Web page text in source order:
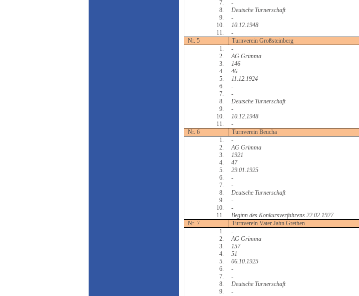
7.
-
8.
Deutsche Turnerschaft
9.
-
10.
10.12.1948
11.
-
Nr. 5
Turnverein Großsteinberg
1.
-
2.
AG Grimma
3.
146
4.
46
5.
11.12.1924
6.
-
7.
-
8.
Deutsche Turnerschaft
9.
-
10.
10.12.1948
11.
-
Nr. 6
Turnverein Beucha
1.
-
2.
AG Grimma
3.
1921
4.
47
5.
29.01.1925
6.
-
7.
-
8.
Deutsche Turnerschaft
9.
-
10.
-
11.
Beginn des Konkursverfahrens 22.02.1927
Nr. 7
Turnverein Vater Jahn Grethen
1.
-
2.
AG Grimma
3.
157
4.
51
5.
06.10.1925
6.
-
7.
-
8.
Deutsche Turnerschaft
9.
-